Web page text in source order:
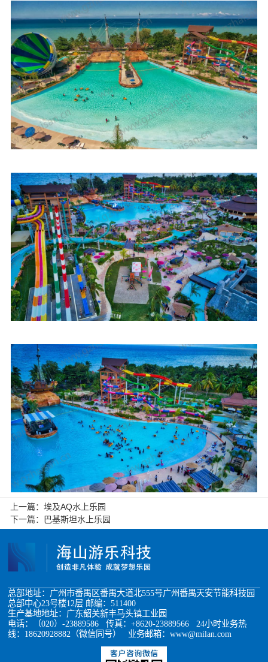
上一篇： 埃及AQ水上乐园
下一篇：
巴基斯坦水上乐园
总部地址：广州市番禺区番禺大道北555号广州番禺天安节能科技园
总部中心23号楼12层 邮编：511400
生产基地地址：广东韶关新丰马头镇工业园
电话：（020）-23889586 传真：+8620-23889566 24小时业务热
线：18620928882（微信同号） 业务邮箱：www@milan.com